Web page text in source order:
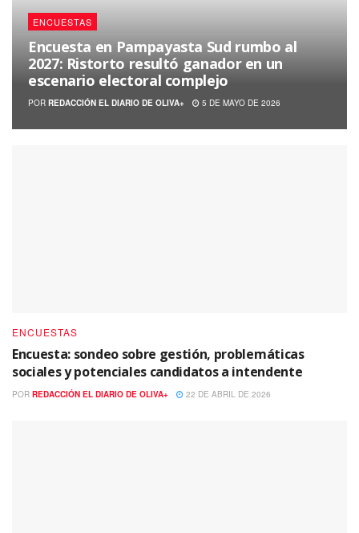
ENCUESTAS
Encuesta en Pampayasta Sud rumbo al
2027: Ristorto resultó ganador en un
escenario electoral complejo
POR REDACCIÓN EL DIARIO DE OLIVA+ 5 DE MAYO DE 2026
ENCUESTAS
Encuesta: sondeo sobre gestión, problemáticas
sociales y potenciales candidatos a intendente
POR REDACCIÓN EL DIARIO DE OLIVA+ 22 DE ABRIL DE 2026